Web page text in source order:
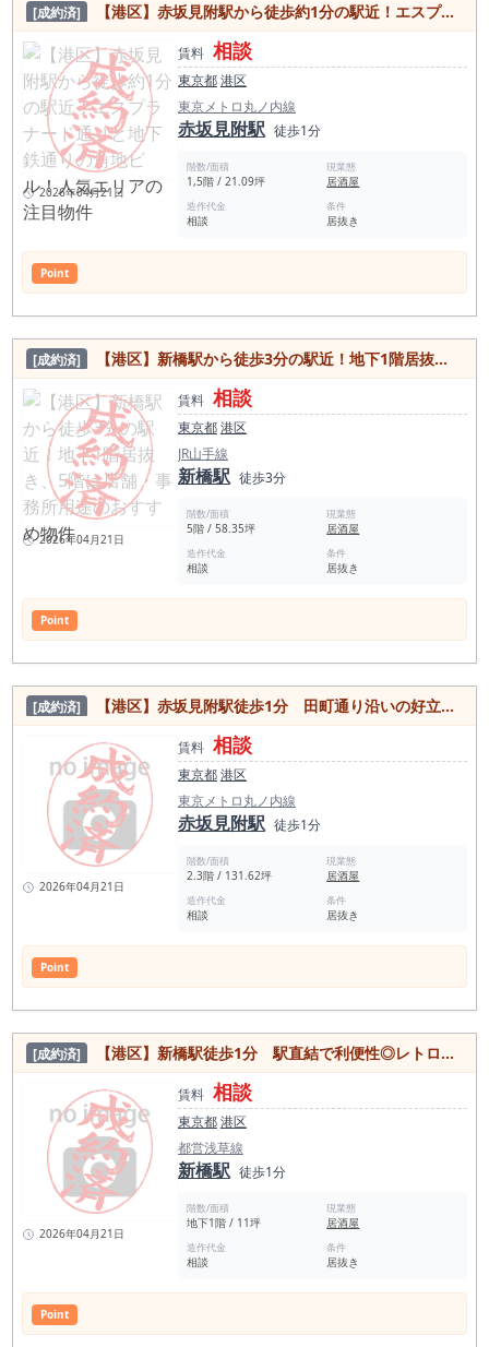
[成約済] 【港区】赤坂見附駅から徒歩約1分の駅近！エスプラナード通りと地下鉄通りの角地ビル！人気エリアの注目物件
2026年04月21日
賃料 相談
東京都港区
東京メトロ丸ノ内線
赤坂見附駅 徒歩1分
階数/面積
1,5階 / 21.09坪
現業態
居酒屋
造作代金
相談
条件
居抜き
Point
[成約済] 【港区】新橋駅から徒歩3分の駅近！地下1階居抜き、5階は店舗・事務所用途のおすすめ物件
2026年04月21日
賃料 相談
東京都港区
JR山手線
新橋駅 徒歩3分
階数/面積
5階 / 58.35坪
現業態
居酒屋
造作代金
相談
条件
居抜き
Point
[成約済] 【港区】赤坂見附駅徒歩1分 田町通り沿いの好立地！飲食店多数入居ビル内の居抜き物件
2026年04月21日
賃料 相談
東京都港区
東京メトロ丸ノ内線
赤坂見附駅 徒歩1分
階数/面積
2.3階 / 131.62坪
現業態
居酒屋
造作代金
相談
条件
居抜き
Point
[成約済] 【港区】新橋駅徒歩1分 駅直結で利便性◎レトロな雰囲気の大型商業ビル内の居抜き物件
2026年04月21日
賃料 相談
東京都港区
都営浅草線
新橋駅 徒歩1分
階数/面積
地下1階 / 11坪
現業態
居酒屋
造作代金
相談
条件
居抜き
Point